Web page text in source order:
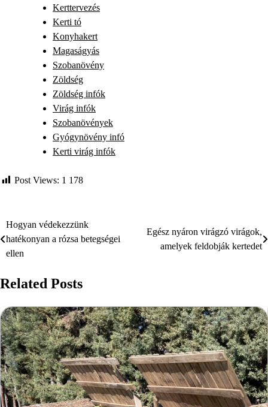
Kerttervezés
Kerti tó
Konyhakert
Magaságyás
Szobanövény
Zöldség
Zöldség infók
Virág infók
Szobanövények
Gyógynövény infó
Kerti virág infók
Post Views: 1 178
Bejegyzés
navigáció
Hogyan védekezzünk
hatékonyan a rózsa betegségei
ellen
Egész nyáron virágzó virágok,
amelyek feldobják kertedet
Related Posts